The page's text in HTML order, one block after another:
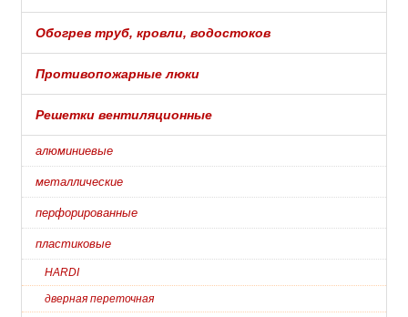
Обогрев труб, кровли, водостоков
Противопожарные люки
Решетки вентиляционные
алюминиевые
металлические
перфорированные
пластиковые
HARDI
дверная переточная